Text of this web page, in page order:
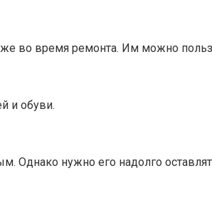
во время ремонта. Им можно
и обуви.
Однако нужно его надолго